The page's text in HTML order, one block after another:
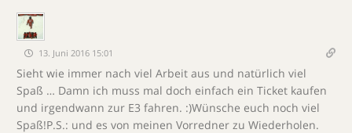
13. Juni 2016 15:01
Sieht wie immer nach viel Arbeit aus und natürlich viel
Spaß … Damn ich muss mal doch einfach ein Ticket kaufen
und irgendwann zur E3 fahren. :)Wünsche euch noch viel
Spaß!P.S.: und es von meinen Vorredner zu Wiederholen.